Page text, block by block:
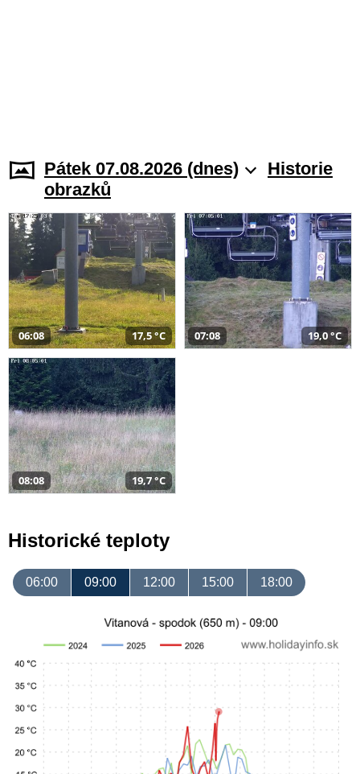
Pátek 07.08.2026 (dnes)
Historie
obrazků
06:08 17,5 °C 07:08 19,0 °C
08:08 19,7 °C
Historické teploty
06:00 09:00 12:00 15:00 18:00